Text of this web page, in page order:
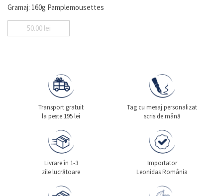
clienți
Gramaj: 160g Pamplemousettes
50.00 lei
Transport gratuit
la peste 195 lei
Tag cu mesaj personalizat
scris de mână
Livrare în 1-3
zile lucrătoare
Importator
Leonidas România